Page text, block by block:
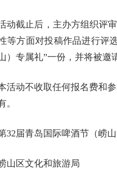
动截止后，主办方组织评
等方面对投稿作品进行评
）专属礼”一份，并将被
活动不收取任何报名费和
。
32届青岛国际啤酒节（崂
山区文化和旅游局